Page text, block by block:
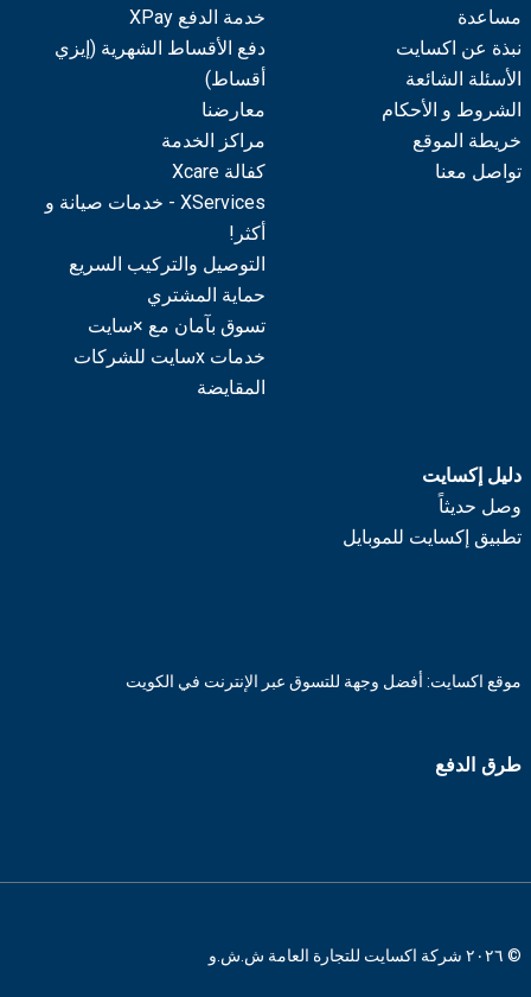
مساعدة
نبذة عن اكسايت
الأسئلة الشائعة
الشروط و الأحكام
خريطة الموقع
تواصل معنا
خدمة الدفع XPay
دفع الأقساط الشهرية (إيزي
أقساط)
معارضنا
مراكز الخدمة
كفالة Xcare
XServices - خدمات صيانة و
أكثر!
التوصيل والتركيب السريع
حماية المشتري
تسوق بآمان مع ×سايت
خدمات xسايت للشركات
المقايضة
دليل إكسايت
وصل حديثاً
تطبيق إكسايت للموبايل
موقع اكسايت: أفضل وجهة للتسوق عبر الإنترنت في الكويت
طرق الدفع
© ٢٠٢٦ شركة اكسايت للتجارة العامة ش.ش.و